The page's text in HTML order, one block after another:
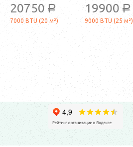
20750 a
7000 BTU (20 м²)
19900 a
9000 BTU (25 м²)